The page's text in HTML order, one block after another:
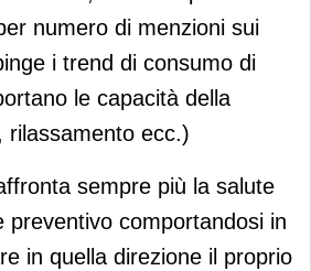
numero di menzioni sui
i trend di consumo di
le capacità della
rilassamento ecc.)
sempre più la salute
preventivo comportandosi in
in quella direzione il proprio